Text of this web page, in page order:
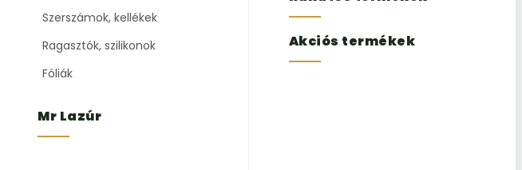
Szerszámok, kellékek
Ragasztók, szilikonok
Fóliák
Mr Lazúr
Akciós termékek